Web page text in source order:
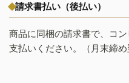
請求書払い（後払い）
商品に同梱の請求書で、コ
支払いください。（月末締め